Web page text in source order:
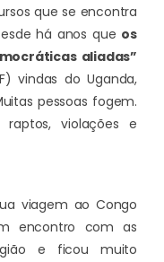
que se encontra
há anos que os
aliadas”
vindas do Uganda,
pessoas fogem.
violações e
viagem ao Congo
encontro com as
e ficou muito